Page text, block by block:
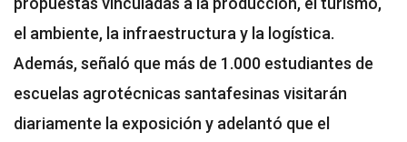
el ambiente, la infraestructura y la logística.
Además, señaló que más de 1.000 estudiantes de
escuelas agrotécnicas santafesinas visitarán
diariamente la exposición y adelantó que el